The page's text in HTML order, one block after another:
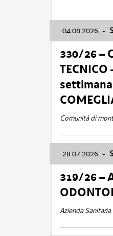
04.08.2026 -
330/26 –
Comunità di
28.07.2026 -
319/26 –
Azienda